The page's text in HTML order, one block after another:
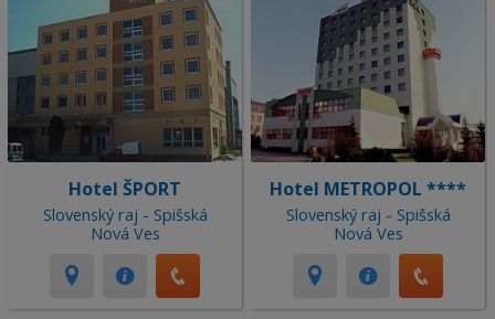
Hotel ŠPORT
Slovenský raj - Spišská
Nová Ves
Hotel METROPOL ****
Slovenský raj - Spišská
Nová Ves